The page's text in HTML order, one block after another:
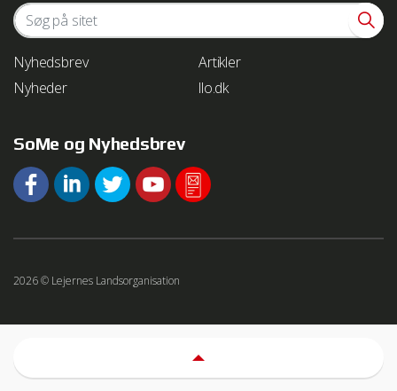
process your information.
Nyhedsbrev
Artikler
Nyheder
llo.dk
SoMe og Nyhedsbrev
2026 © Lejernes Landsorganisation